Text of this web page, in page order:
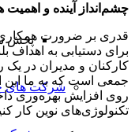
پخش
شرکت های
چشم‌انداز آینده و
قدری بر ضرورت
برای دستیابی به اهداف
کارکنان و مدیران در
جمعی است که به ما این
روی افزایش بهره‌وری
تکنولوژی‌های نوین کار